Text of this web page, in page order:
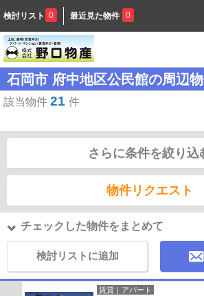
検討リスト 0 最近見た物件 0
石岡市 府中地区公民館の周辺
該当物件 21 件
さらに条件を絞り込
物件リクエスト
チェックした物件をまとめて
検討リストに追加
賃貸｜アパート